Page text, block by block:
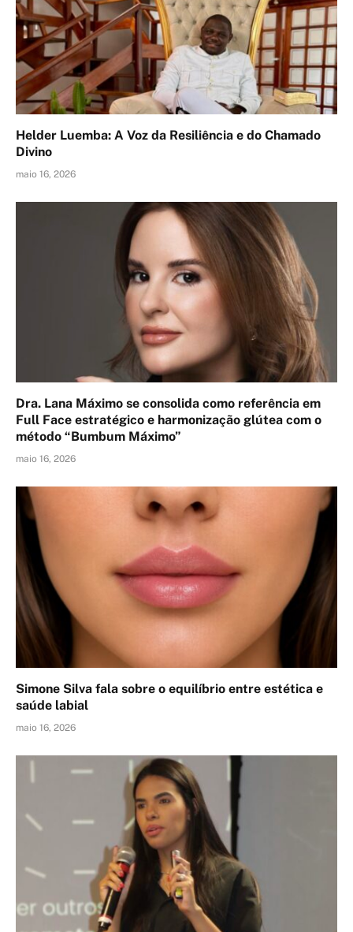
Helder Luemba: A Voz da Resiliência e do Chamado
Divino
maio 16, 2026
Dra. Lana Máximo se consolida como referência em
Full Face estratégico e harmonização glútea com o
método “Bumbum Máximo”
maio 16, 2026
Simone Silva fala sobre o equilíbrio entre estética e
saúde labial
maio 16, 2026